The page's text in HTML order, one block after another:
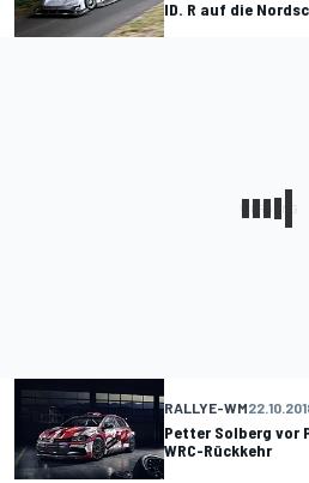
ID. R auf die
RALLYE-WM
Petter Solberg vor
WRC-Rückkehr